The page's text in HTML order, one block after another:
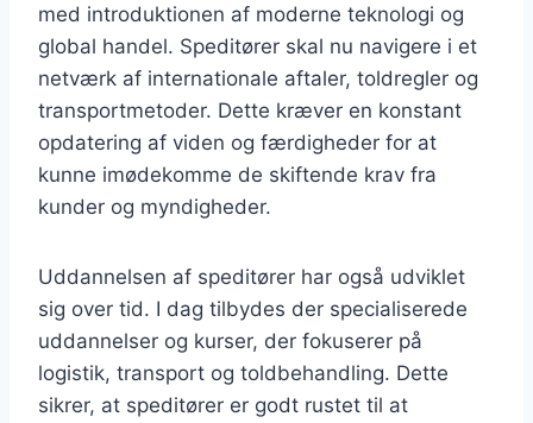
med introduktionen af moderne teknologi og
global handel. Speditører skal nu navigere i et
netværk af internationale aftaler, toldregler og
transportmetoder. Dette kræver en konstant
opdatering af viden og færdigheder for at
kunne imødekomme de skiftende krav fra
kunder og myndigheder.
Uddannelsen af speditører har også udviklet
sig over tid. I dag tilbydes der specialiserede
uddannelser og kurser, der fokuserer på
logistik, transport og toldbehandling. Dette
sikrer, at speditører er godt rustet til at